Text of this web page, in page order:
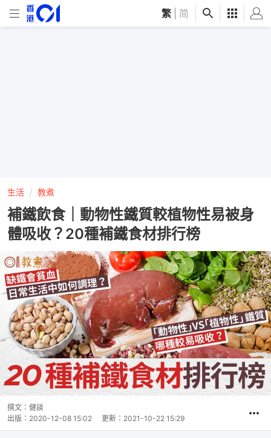
繁 简
生活 教煮
補鐵飲食｜動物性鐵質較植物性易被身
體吸收？20種補鐵食材排行榜
撰文： 健談
出版： 2020-12-08 15:02 更新： 2021-10-22 15:29